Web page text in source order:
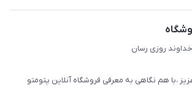
روزی رسان
،با هم نگاهی به معرفی فروشگاه آنلاین پتومتو